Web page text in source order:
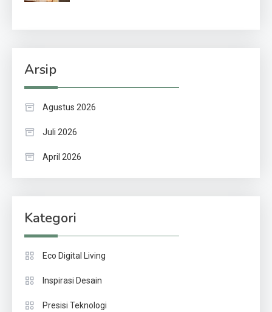
Arsip
Agustus 2026
Juli 2026
April 2026
Kategori
Eco Digital Living
Inspirasi Desain
Presisi Teknologi